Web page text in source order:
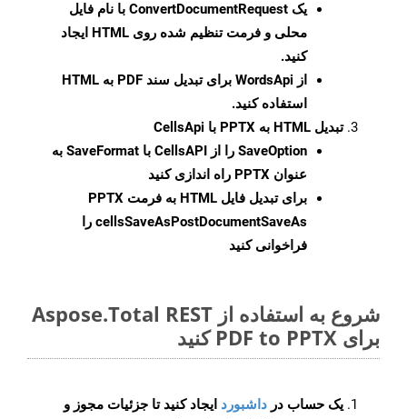
یک ConvertDocumentRequest با نام فایل
محلی و فرمت تنظیم شده روی HTML ایجاد
کنید.
از WordsApi برای تبدیل سند PDF به HTML
استفاده کنید.
تبدیل HTML به PPTX با CellsApi
SaveOption
را از CellsAPI با SaveFormat به
عنوان PPTX راه اندازی کنید
برای تبدیل فایل HTML به فرمت
PPTX
cellsSaveAsPostDocumentSaveAs را
فراخوانی کنید
شروع به استفاده از Aspose.Total REST
برای PDF to PPTX کنید
یک حساب در داشبورد ایجاد کنید تا جزئیات مجوز و